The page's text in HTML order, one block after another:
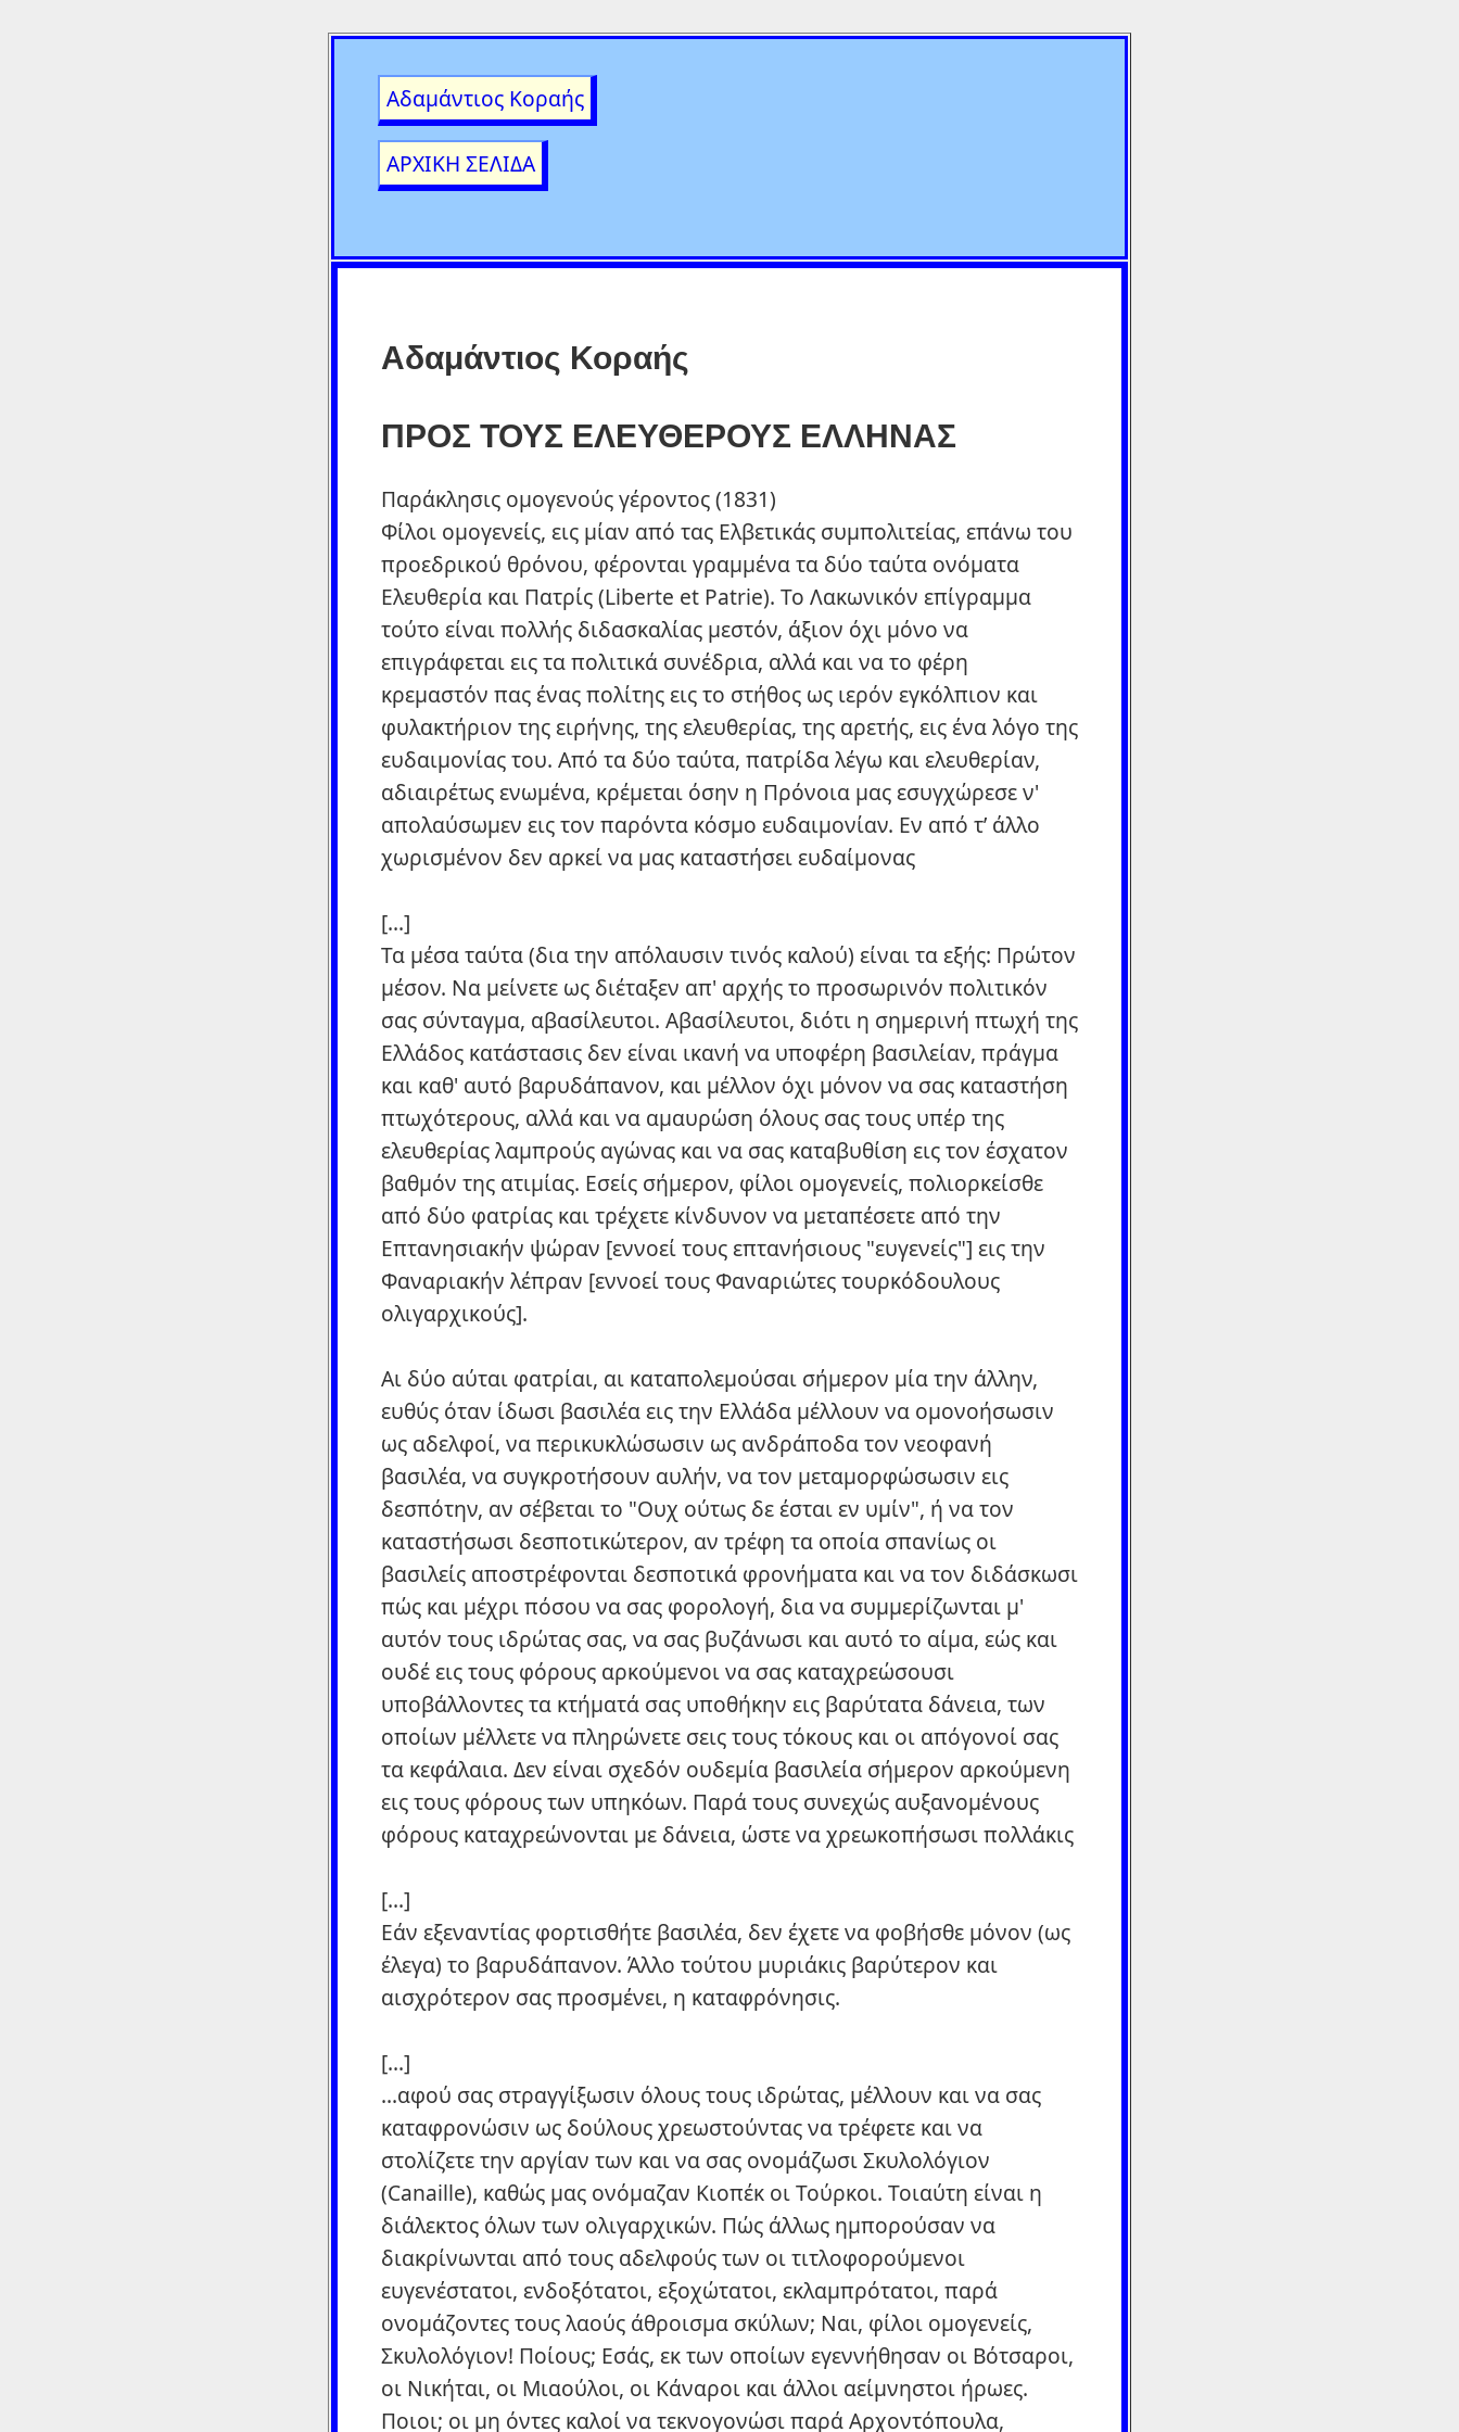
Αδαμάντιος Κοραής
ΑΡΧΙΚΗ ΣΕΛΙΔΑ
Αδαμάντιος Κοραής
ΠΡΟΣ ΤΟΥΣ ΕΛΕΥΘΕΡΟΥΣ ΕΛΛΗΝΑΣ
Παράκλησις ομογενούς γέροντος (1831)
Φίλοι ομογενείς, εις μίαν από τας Ελβετικάς συμπολιτείας, επάνω του
προεδρικού θρόνου, φέρονται γραμμένα τα δύο ταύτα ονόματα
Ελευθερία και Πατρίς (Liberte et Patrie). Το Λακωνικόν επίγραμμα
τούτο είναι πολλής διδασκαλίας μεστόν, άξιον όχι μόνο να
επιγράφεται εις τα πολιτικά συνέδρια, αλλά και να το φέρη
κρεμαστόν πας ένας πολίτης εις το στήθος ως ιερόν εγκόλπιον και
φυλακτήριον της ειρήνης, της ελευθερίας, της αρετής, εις ένα λόγο της
ευδαιμονίας του. Από τα δύο ταύτα, πατρίδα λέγω και ελευθερίαν,
αδιαιρέτως ενωμένα, κρέμεται όσην η Πρόνοια μας εσυγχώρεσε ν'
απολαύσωμεν εις τον παρόντα κόσμο ευδαιμονίαν. Εν από τ’ άλλο
χωρισμένον δεν αρκεί να μας καταστήσει ευδαίμονας
[...]
Τα μέσα ταύτα (δια την απόλαυσιν τινός καλού) είναι τα εξής: Πρώτον
μέσον. Να μείνετε ως διέταξεν απ' αρχής το προσωρινόν πολιτικόν
σας σύνταγμα, αβασίλευτοι. Αβασίλευτοι, διότι η σημερινή πτωχή της
Ελλάδος κατάστασις δεν είναι ικανή να υποφέρη βασιλείαν, πράγμα
και καθ' αυτό βαρυδάπανον, και μέλλον όχι μόνον να σας καταστήση
πτωχότερους, αλλά και να αμαυρώση όλους σας τους υπέρ της
ελευθερίας λαμπρούς αγώνας και να σας καταβυθίση εις τον έσχατον
βαθμόν της ατιμίας. Εσείς σήμερον, φίλοι ομογενείς, πολιορκείσθε
από δύο φατρίας και τρέχετε κίνδυνον να μεταπέσετε από την
Επτανησιακήν ψώραν [εννοεί τους επτανήσιους "ευγενείς"] εις την
Φαναριακήν λέπραν [εννοεί τους Φαναριώτες τουρκόδουλους
ολιγαρχικούς].
Αι δύο αύται φατρίαι, αι καταπολεμούσαι σήμερον μία την άλλην,
ευθύς όταν ίδωσι βασιλέα εις την Ελλάδα μέλλουν να ομονοήσωσιν
ως αδελφοί, να περικυκλώσωσιν ως ανδράποδα τον νεοφανή
βασιλέα, να συγκροτήσουν αυλήν, να τον μεταμορφώσωσιν εις
δεσπότην, αν σέβεται το "Ουχ ούτως δε έσται εν υμίν", ή να τον
καταστήσωσι δεσποτικώτερον, αν τρέφη τα οποία σπανίως οι
βασιλείς αποστρέφονται δεσποτικά φρονήματα και να τον διδάσκωσι
πώς και μέχρι πόσου να σας φορολογή, δια να συμμερίζωνται μ'
αυτόν τους ιδρώτας σας, να σας βυζάνωσι και αυτό το αίμα, εώς και
ουδέ εις τους φόρους αρκούμενοι να σας καταχρεώσουσι
υποβάλλοντες τα κτήματά σας υποθήκην εις βαρύτατα δάνεια, των
οποίων μέλλετε να πληρώνετε σεις τους τόκους και οι απόγονοί σας
τα κεφάλαια. Δεν είναι σχεδόν ουδεμία βασιλεία σήμερον αρκούμενη
εις τους φόρους των υπηκόων. Παρά τους συνεχώς αυξανομένους
φόρους καταχρεώνονται με δάνεια, ώστε να χρεωκοπήσωσι πολλάκις
[...]
Εάν εξεναντίας φορτισθήτε βασιλέα, δεν έχετε να φοβήσθε μόνον (ως
έλεγα) το βαρυδάπανον. Άλλο τούτου μυριάκις βαρύτερον και
αισχρότερον σας προσμένει, η καταφρόνησις.
[...]
...αφού σας στραγγίξωσιν όλους τους ιδρώτας, μέλλουν και να σας
καταφρονώσιν ως δούλους χρεωστούντας να τρέφετε και να
στολίζετε την αργίαν των και να σας ονομάζωσι Σκυλολόγιον
(Canaille), καθώς μας ονόμαζαν Κιοπέκ οι Τούρκοι. Τοιαύτη είναι η
διάλεκτος όλων των ολιγαρχικών. Πώς άλλως ημπορούσαν να
διακρίνωνται από τους αδελφούς των οι τιτλοφορούμενοι
ευγενέστατοι, ενδοξότατοι, εξοχώτατοι, εκλαμπρότατοι, παρά
ονομάζοντες τους λαούς άθροισμα σκύλων; Ναι, φίλοι ομογενείς,
Σκυλολόγιον! Ποίους; Εσάς, εκ των οποίων εγεννήθησαν οι Βότσαροι,
οι Νικήται, οι Μιαούλοι, οι Κάναροι και άλλοι αείμνηστοι ήρωες.
Ποιοι; οι μη όντες καλοί να τεκνογονώσι παρά Αρχοντόπουλα,